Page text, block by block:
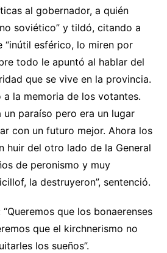
al gobernador, a quién
soviético” y tildó, citando a
“inútil esférico, lo miren por
todo le apuntó al hablar del
que se vive en la provincia.
a la memoria de los votantes.
un paraíso pero era un lugar
con un futuro mejor. Ahora los
huir del otro lado de la General
de peronismo y muy
la destruyeron”, sentenció.
que los bonaerenses
que el kirchnerismo no
los sueños”.